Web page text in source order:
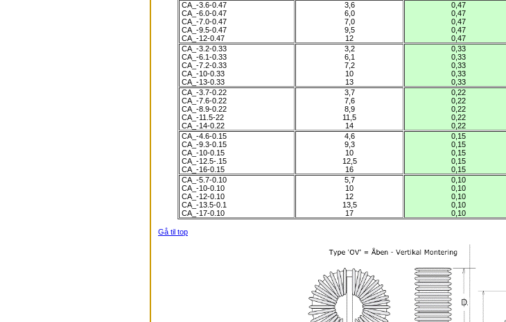
CA_-3.6-0.47
CA_-6.0-0.47
CA_-7.0-0.47
CA_-9.5-0.47
CA_-12-0.47
3,6
6,0
7,0
9,5
12
0,47
0,47
0,47
0,47
0,47
CA_-3.2-0.33
CA_-6.1-0.33
CA_-7.2-0.33
CA_-10-0.33
CA_-13-0.33
3,2
6,1
7,2
10
13
0,33
0,33
0,33
0,33
0,33
CA_-3.7-0.22
CA_-7.6-0.22
CA_-8.9-0.22
CA_-11.5-22
CA_-14-0.22
3,7
7,6
8,9
11,5
14
0,22
0,22
0,22
0,22
0,22
CA_-4.6-0.15
CA_-9.3-0.15
CA_-10-0.15
CA_-12.5-.15
CA_-16-0.15
4,6
9,3
10
12,5
16
0,15
0,15
0,15
0,15
0,15
CA_-5.7-0.10
CA_-10-0.10
CA_-12-0.10
CA_-13.5-0.1
CA_-17-0.10
5,7
10
12
13,5
17
0,10
0,10
0,10
0,10
0,10
Gå til top